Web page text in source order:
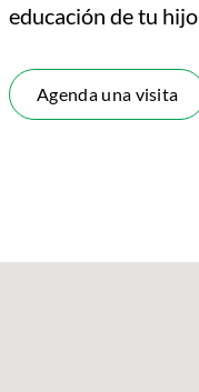
educación de tu hijo.
Agenda una visita